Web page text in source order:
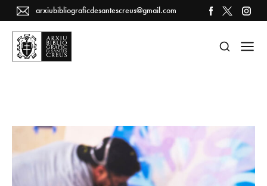
arxiubibliograficdesantescreus@gmail.com